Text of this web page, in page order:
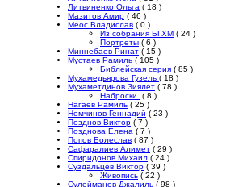
Литвиненко Ольга ( 18 )
Мазитов Амир ( 46 )
Меос Владислав ( 0 )
Из собрания БГХМ ( 24 )
Портреты ( 6 )
Миннебаев Ринат ( 15 )
Мустаев Рамиль ( 105 )
Библейская серия ( 85 )
Мухамедьярова Гузель ( 18 )
Мухаметдинов Зиялет ( 78 )
Наброски. ( 8 )
Нагаев Рамиль ( 25 )
Немчинов Геннадий ( 23 )
Позднов Виктор ( 7 )
Позднова Елена ( 7 )
Попов Болеслав ( 87 )
Сафаралиев Алимет ( 29 )
Спиридонов Михаил ( 24 )
Суздальцев Виктор ( 39 )
Живопись ( 22 )
Сулейманов Джалиль ( 98 )